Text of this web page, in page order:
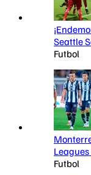
Seattle
Futbol
Futbol